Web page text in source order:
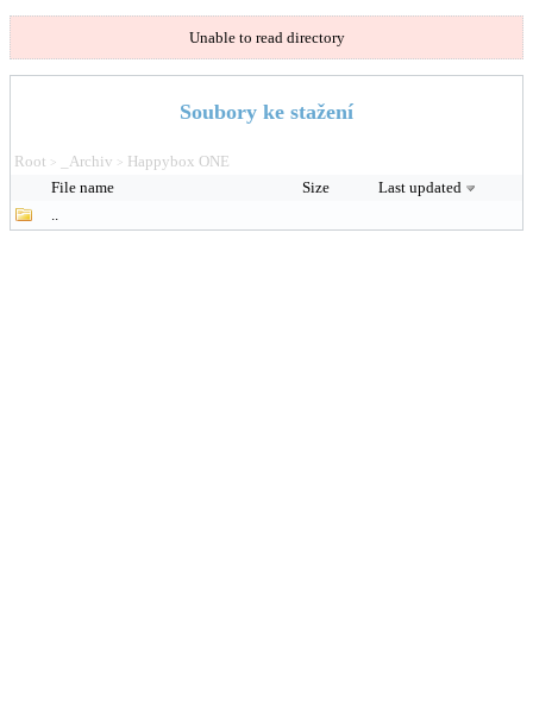
Unable to read directory
Soubory ke stažení
Root > _Archiv > Happybox ONE
File name
Size
Last updated
..